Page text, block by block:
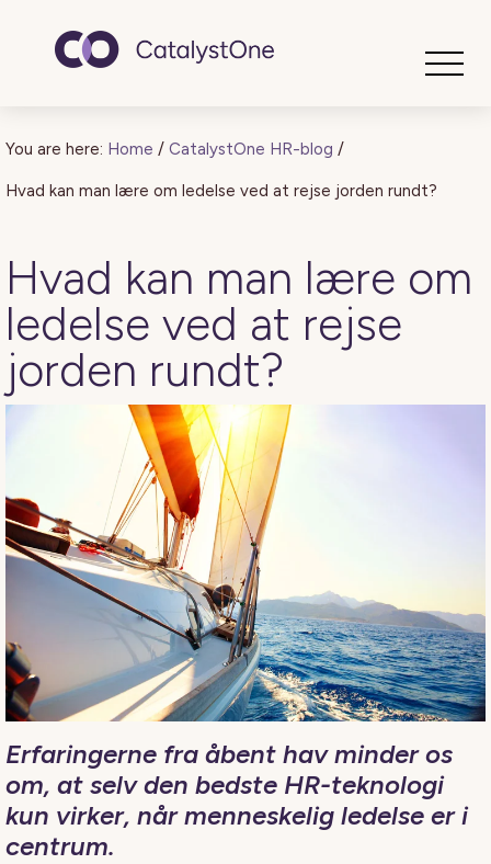
You are here: Home / CatalystOne HR-blog /
Hvad kan man lære om ledelse ved at rejse jorden rundt?
Hvad kan man lære om
ledelse ved at rejse
jorden rundt?
Erfaringerne fra åbent hav minder os
om, at selv den bedste HR-teknologi
kun virker, når menneskelig ledelse er i
centrum.